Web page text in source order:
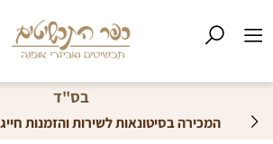
בס"ד
המכירה בסיטונאותלשירות והזמנות